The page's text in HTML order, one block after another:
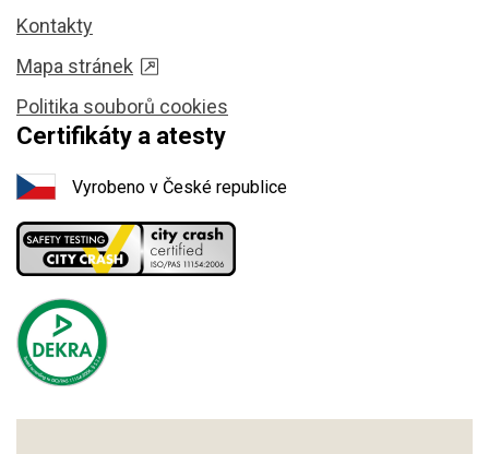
Kontakty
Mapa stránek
Politika souborů cookies
Certifikáty a atesty
Vyrobeno v České republice